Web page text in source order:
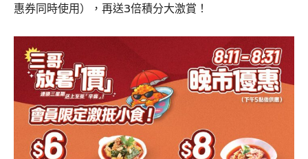
惠券同時使用），再送3倍積分大激賞！